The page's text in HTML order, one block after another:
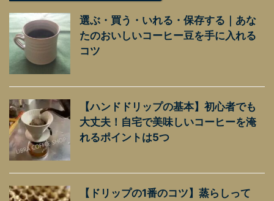
選ぶ・買う・いれる・保存する｜あな
たのおいしいコーヒー豆を手に入れる
コツ
【ハンドドリップの基本】初心者でも
大丈夫！自宅で美味しいコーヒーを淹
れるポイントは5つ
【ドリップの1番のコツ】蒸らしって